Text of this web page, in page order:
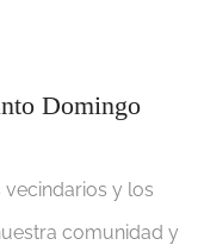
Domingo
y los
comunidad y